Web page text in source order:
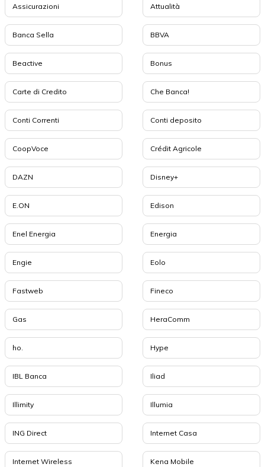
Assicurazioni Attualità
Banca Sella BBVA
Beactive Bonus
Carte di Credito Che Banca!
Conti Correnti Conti deposito
CoopVoce Crédit Agricole
DAZN Disney+
E.ON Edison
Enel Energia Energia
Engie Eolo
Fastweb Fineco
Gas HeraComm
ho. Hype
IBL Banca Iliad
Illimity Illumia
ING Direct Internet Casa
Internet Wireless Kena Mobile